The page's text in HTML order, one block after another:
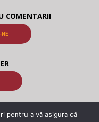
COMENTARII
pentru a vă asigura că